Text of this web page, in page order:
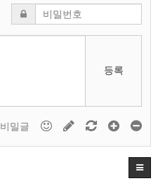
등록
비밀글